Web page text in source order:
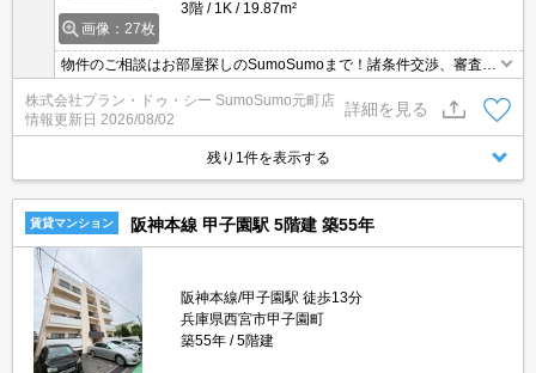
画像：27枚
3階
1K 19.87m²
物件のご相談はお部屋探しのSumoSumoまで！諸条件交渉、審査等
自信がございます！是非一度ご相談ください♪♪
株式会社プラン・ドゥ・シー SumoSumo元町店
情報更新日 2026/08/02
詳細を見る
残り1件を表示する
賃貸マンション 阪神本線 甲子園駅 5階建 築55年
阪神本線/甲子園駅 徒歩13分
兵庫県西宮市甲子園町
築55年
5階建